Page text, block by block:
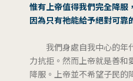
惟有上帝值得我們完全降服，
因為只有祂能給予絕對可靠
我們身處自我中心的年
力抗拒。然而上帝就是善和
降服。上帝並不希望子民的